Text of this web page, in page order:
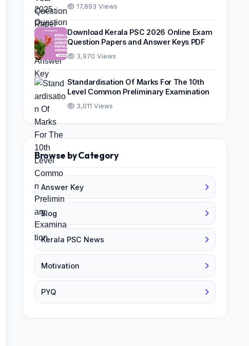
17,893 Views
Download Kerala PSC 2026 Online Exam
Question Papers and Answer Keys PDF
3,970 Views
Standardisation Of Marks For The 10th
Level Common Preliminary Examination
3,011 Views
Browse by Category
Answer Key
Blog
Kerala PSC News
Motivation
PYQ